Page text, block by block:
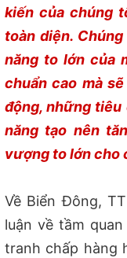
kiến của chúng
toàn diện.
năng to lớn của
chuẩn cao mà
động, những
năng tạo nên
vượng to lớn cho
Về Biển Đông,
luận về tầm
tranh chấp hàng